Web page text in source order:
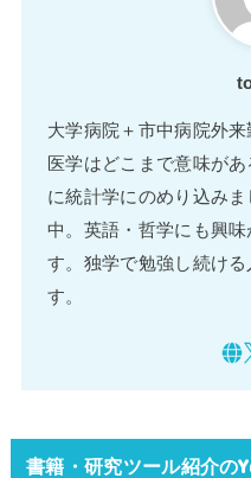
大学病院＋市中病院外来
医学はどこまで意味が
に統計学にのめり込み
中。英語・哲学にも興
す。独学で勉強し続け
す。
書籍・研究ツール紹介の